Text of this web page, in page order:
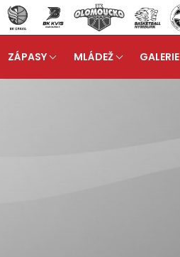
ZÁPASY MLÁDEŽ GALERIE